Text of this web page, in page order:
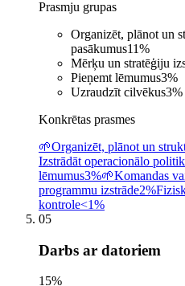
Prasmju grupas
Organizēt, plānot un
pasākumus11%
Mērķu un stratēģiju
Pieņemt lēmumus3%
Uzraudzīt cilvēkus3%
Konkrētas prasmes
🌱Organizēt, plānot un
Izstrādāt operacionālo
lēmumus3%🌱Komandas
programmu izstrāde2%
kontrole<1%
05
Darbs ar datoriem
15%